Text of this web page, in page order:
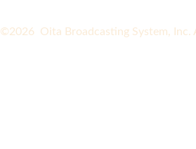
©2026 Oita Broadcasting System, Inc.